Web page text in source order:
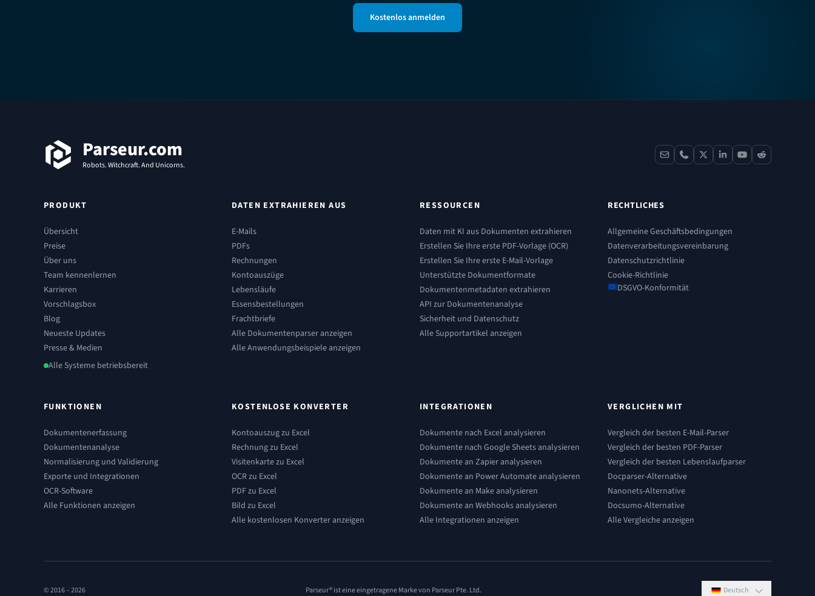
Kostenlos anmelden
Parseur.com
Robots. Witchcraft. And Unicorns. contactphone
x linkedinyoutube
reddit
PRODUKT
Übersicht
Preise
Über uns
Team kennenlernen
Karrieren
Vorschlagsbox
Blog
Neueste Updates
Presse & Medien
Alle Systeme betriebsbereit
DATEN EXTRAHIEREN AUS
E-Mails
PDFs
Rechnungen
Kontoauszüge
Lebensläufe
Essensbestellungen
Frachtbriefe
Alle Dokumentenparser anzeigen
Alle Anwendungsbeispiele anzeigen
RESSOURCEN
Daten mit KI aus Dokumenten extrahieren
Erstellen Sie Ihre erste PDF-Vorlage (OCR)
Erstellen Sie Ihre erste E-Mail-Vorlage
Unterstützte Dokumentformate
Dokumentenmetadaten extrahieren
API zur Dokumentenanalyse
Sicherheit und Datenschutz
Alle Supportartikel anzeigen
RECHTLICHES
Allgemeine Geschäftsbedingungen
Datenverarbeitungsvereinbarung
Datenschutzrichtlinie
Cookie-Richtlinie
DSGVO-Konformität
FUNKTIONEN
Dokumentenerfassung
Dokumentenanalyse
Normalisierung und Validierung
Exporte und Integrationen
OCR-Software
Alle Funktionen anzeigen
KOSTENLOSE KONVERTER
Kontoauszug zu Excel
Rechnung zu Excel
Visitenkarte zu Excel
OCR zu Excel
PDF zu Excel
Bild zu Excel
Alle kostenlosen Konverter anzeigen
INTEGRATIONEN
Dokumente nach Excel analysieren
Dokumente nach Google Sheets analysieren
Dokumente an Zapier analysieren
Dokumente an Power Automate analysieren
Dokumente an Make analysieren
Dokumente an Webhooks analysieren
Alle Integrationen anzeigen
VERGLICHEN MIT
Vergleich der besten E-Mail-Parser
Vergleich der besten PDF-Parser
Vergleich der besten Lebenslaufparser
Docparser-Alternative
Nanonets-Alternative
Docsumo-Alternative
Alle Vergleiche anzeigen
© 2016 –2026 Parseur® ist eine eingetragene Marke von Parseur Pte. Ltd. Deutsch